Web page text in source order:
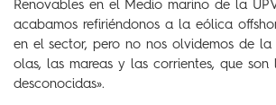
Renovables en el Medio marino de la
acabamos refiriéndonos a la eólica
en el sector, pero no nos olvidemos de la
olas, las mareas y las corrientes, que son
desconocidas».